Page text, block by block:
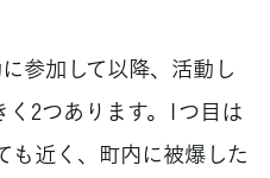
参加して以降、活動し
2つあります。1つ目は
も近く、町内に被爆した